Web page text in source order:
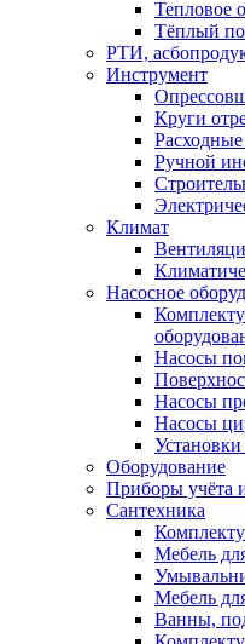
Тепловое
Тёплый
РТИ,
Инструмент
Круги
Ручной
Климат
Насосное
Насосы
Насосы
Насосы
Оборудование
Приборы учёта
Сантехника
Мебель
Мебель
Ванны,